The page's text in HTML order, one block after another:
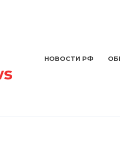
НОВОСТИ РФ